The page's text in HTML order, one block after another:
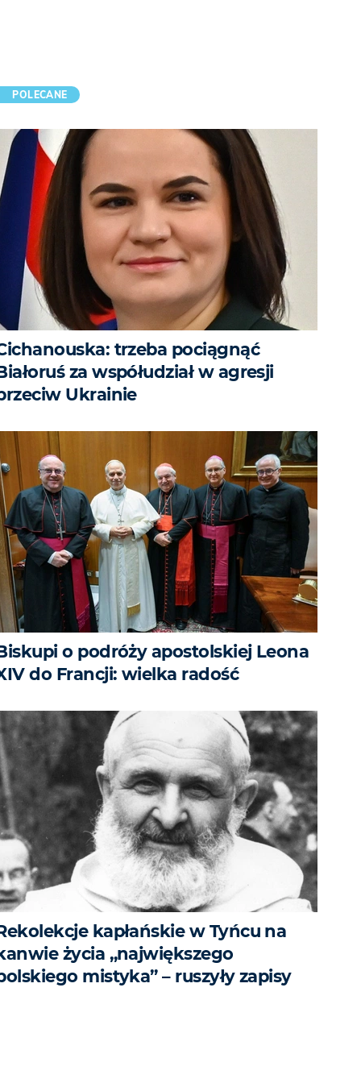
POLECANE
trzeba pociągnąć
za współudział w agresji
Ukrainie
o podróży apostolskiej Leona
do Francji: wielka radość
kapłańskie w Tyńcu na
życia „największego
mistyka” – ruszyły zapisy